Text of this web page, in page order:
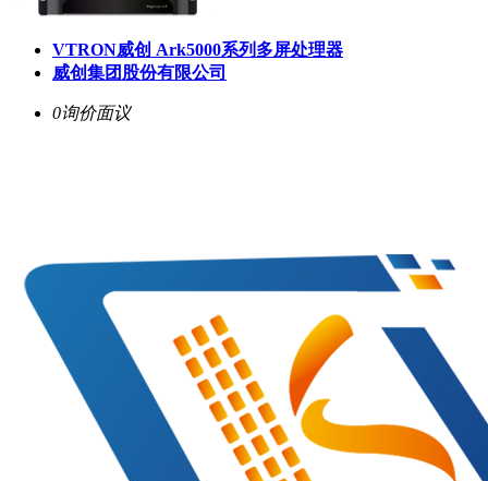
VTRON威创 Ark5000系列多屏处理器
威创集团股份有限公司
0询价面议